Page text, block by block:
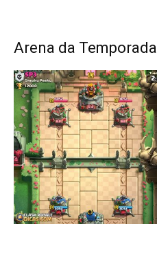
Arena da Temporada